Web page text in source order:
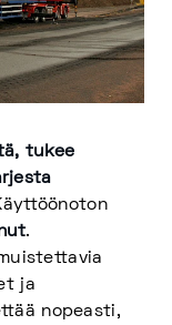
tukee
.
ja
nopeasti,